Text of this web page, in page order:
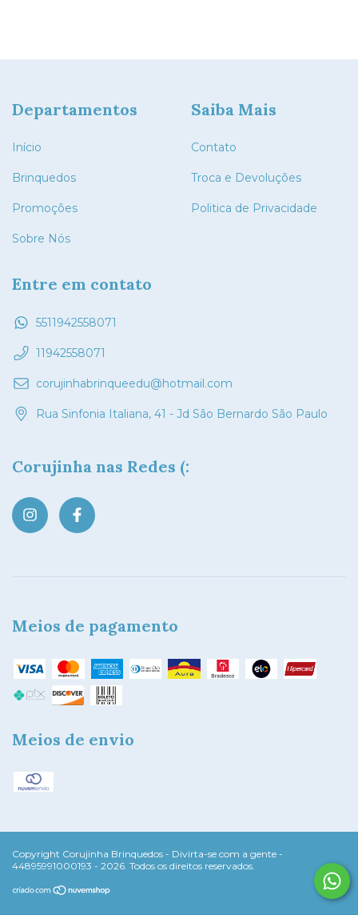
Departamentos
Início
Brinquedos
Promoções
Sobre Nós
Saiba Mais
Contato
Troca e Devoluções
Politica de Privacidade
Entre em contato
5511942558071
11942558071
corujinhabrinqueedu@hotmail.com
Rua Sinfonia Italiana, 41 - Jd São Bernardo São Paulo
Corujinha nas Redes (:
Meios de pagamento
Meios de envio
Copyright Corujinha Brinquedos - Divirta-se com a gente -
44895991000193 - 2026. Todos os direitos reservados.